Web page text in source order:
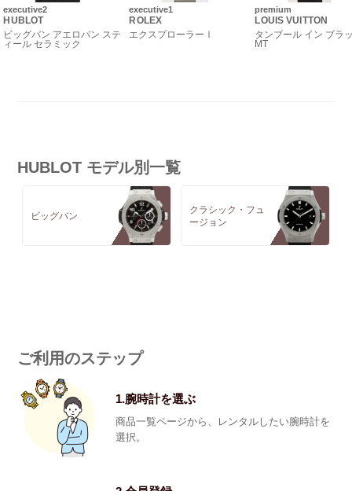
executive2
HUBLOT
ビッグバン アエロバン ステ
ィール セラミック
executive1
ROLEX
エクスプローラーⅠ
premium
LOUIS VUITTON
タンブール イン ブラ
MT
HUBLOT モデル別一覧
ビッグバン
クラシック・フュ
ージョン
ご利用のステップ
1.腕時計を選ぶ
商品一覧ページから、レンタルしたい腕時計を
選択。